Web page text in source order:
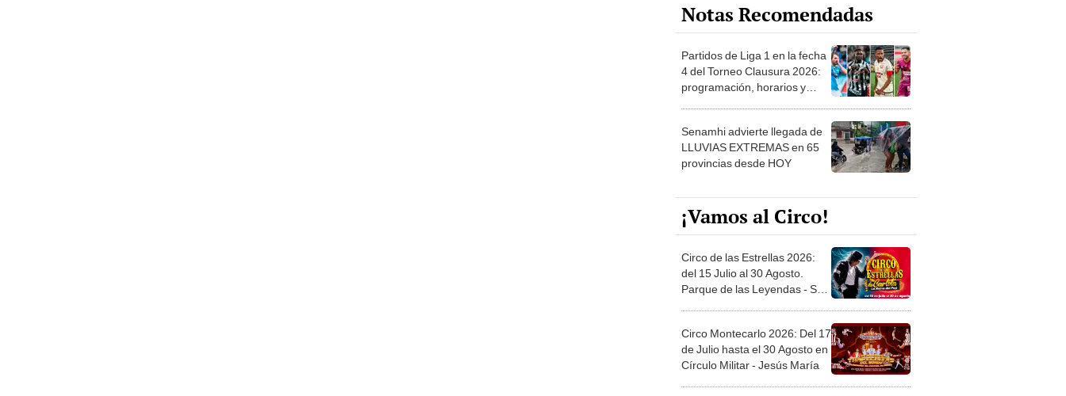
Notas Recomendadas
Partidos de Liga 1 en la fecha
4 del Torneo Clausura 2026:
programación, horarios y
Senamhi advierte llegada de
LLUVIAS EXTREMAS en 65
provincias desde HOY
¡Vamos al Circo!
Circo de las Estrellas 2026:
del 15 Julio al 30 Agosto.
Parque de las Leyendas - San
Circo Montecarlo 2026: Del 17
de Julio hasta el 30 Agosto en
Círculo Militar - Jesús María